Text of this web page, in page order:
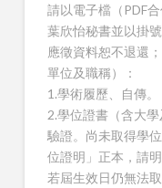
請以電子檔（PDF
葉欣怡秘書並以掛
應徵資料恕不退還
單位及職稱）：
1.學術履歷、自傳。
2.學位證書（含大
驗證。尚未取得學
位證明」正本，請
若屆生效日仍無法